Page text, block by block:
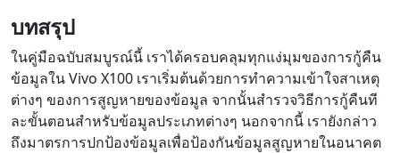
บทสรุป
ในคู่มือฉบับสมบูรณ์นี้ เราได้ครอบคลุมทุกแง่มุมของการกู้คืน
ข้อมูลใน Vivo X100 เราเริ่มต้นด้วยการทำความเข้าใจสาเหตุ
ต่างๆ ของการสูญหายของข้อมูล จากนั้นสำรวจวิธีการกู้คืนที
ละขั้นตอนสำหรับข้อมูลประเภทต่างๆ นอกจากนี้ เรายังกล่าว
ถึงมาตรการปกป้องข้อมูลเพื่อป้องกันข้อมูลสูญหายในอนาคต